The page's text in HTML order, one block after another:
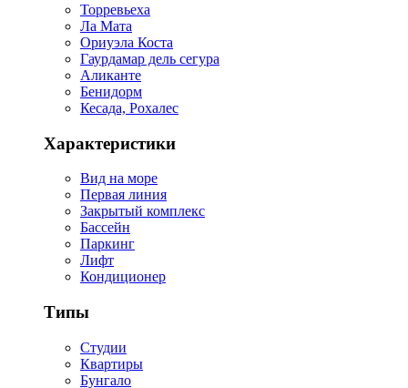
Торревьеха
Ла Мата
Ориуэла Коста
Гаурдамар дель сегура
Аликанте
Бенидорм
Кесада, Рохалес
Характеристики
Вид на море
Первая линия
Закрытый комплекс
Бассейн
Паркинг
Лифт
Кондиционер
Типы
Студии
Квартиры
Бунгало